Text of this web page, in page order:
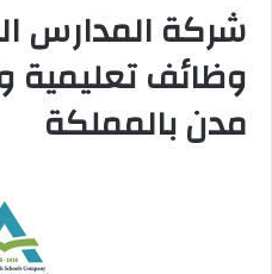
شركة المدارس
وظائف تعليمية
مدن بالمملكة